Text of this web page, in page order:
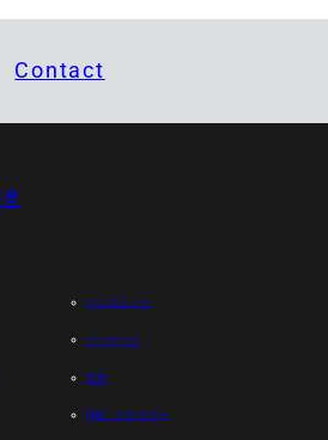
Contact
パンフレット
パッケージ
広告
DM・フライヤー